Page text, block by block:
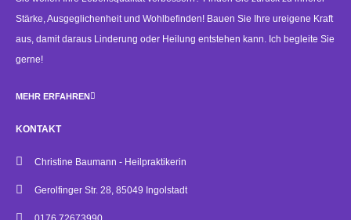
Stärke, Ausgeglichenheit und Wohlbefinden! Bauen Sie Ihre ureigene Kraft
aus, damit daraus Linderung oder Heilung entstehen kann. Ich begleite Sie
gerne!
MEHR ERFAHREN
KONTAKT
Christine Baumann - Heilpraktikerin
Gerolfinger Str. 28, 85049 Ingolstadt